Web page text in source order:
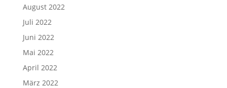
August 2022
Juli 2022
Juni 2022
Mai 2022
April 2022
März 2022